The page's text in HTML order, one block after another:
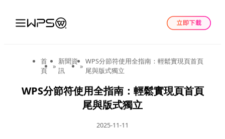
首
頁
»
新聞資
訊
»
WPS分節符使用全指南：輕鬆實現頁首頁
尾與版式獨立
WPS分節符使用全指南：輕鬆實現頁首頁
尾與版式獨立
2025-11-11